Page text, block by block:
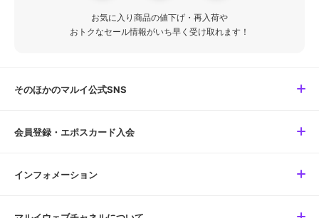
お気に入り商品の値下げ・再入荷や
おトクなセール情報がいち早く受け取れます！
そのほかのマルイ公式SNS
会員登録・エポスカード入会
インフォメーション